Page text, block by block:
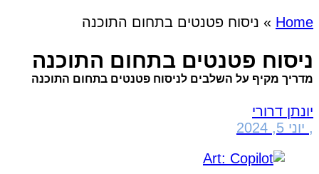
Home
» ניסוח פטנטים בתחום התוכנה
ניסוח פטנטים בתחום התוכנה
מדריך מקיף על השלבים לניסוח פטנטים בתחום התוכנה
יונתן דרורי
, יוני 5, 2024